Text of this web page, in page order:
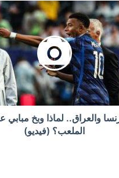
أيام
والعراق.. لماذا وبخ
الملعب؟ (فيديو)